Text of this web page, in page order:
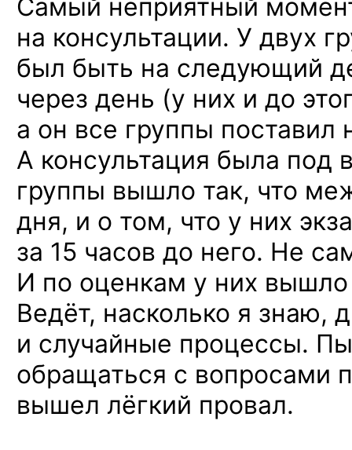
Самый неприятный
на консультации. У двух
был быть на следующий
через день (у них и до
а он все группы
А консультация была под
группы вышло так, что
дня, и о том, что у них
за 15 часов до него. Не
И по оценкам у них
Ведёт, насколько я знаю,
и случайные процессы.
обращаться с вопросами
вышел лёгкий провал.